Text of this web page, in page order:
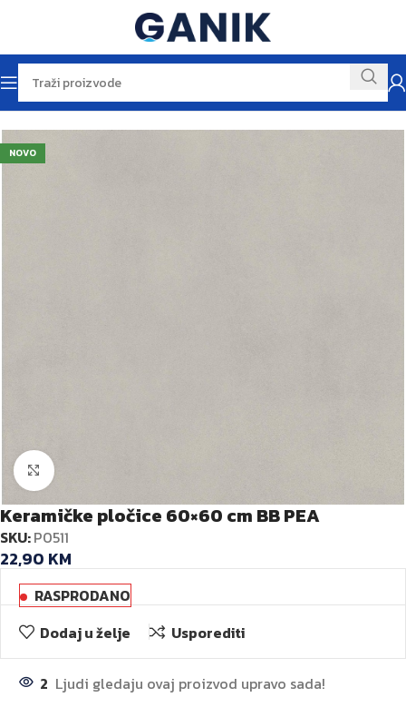
Početna Pločice Podne pločice
NOVO
Kliknite za veću sliku
Keramičke pločice 60×60 cm BB PEA
SKU:P0511
22,90 KM
RASPRODANO
Dodaj u želje
Usporediti
2 Ljudi gledaju ovaj proizvod upravo sada!